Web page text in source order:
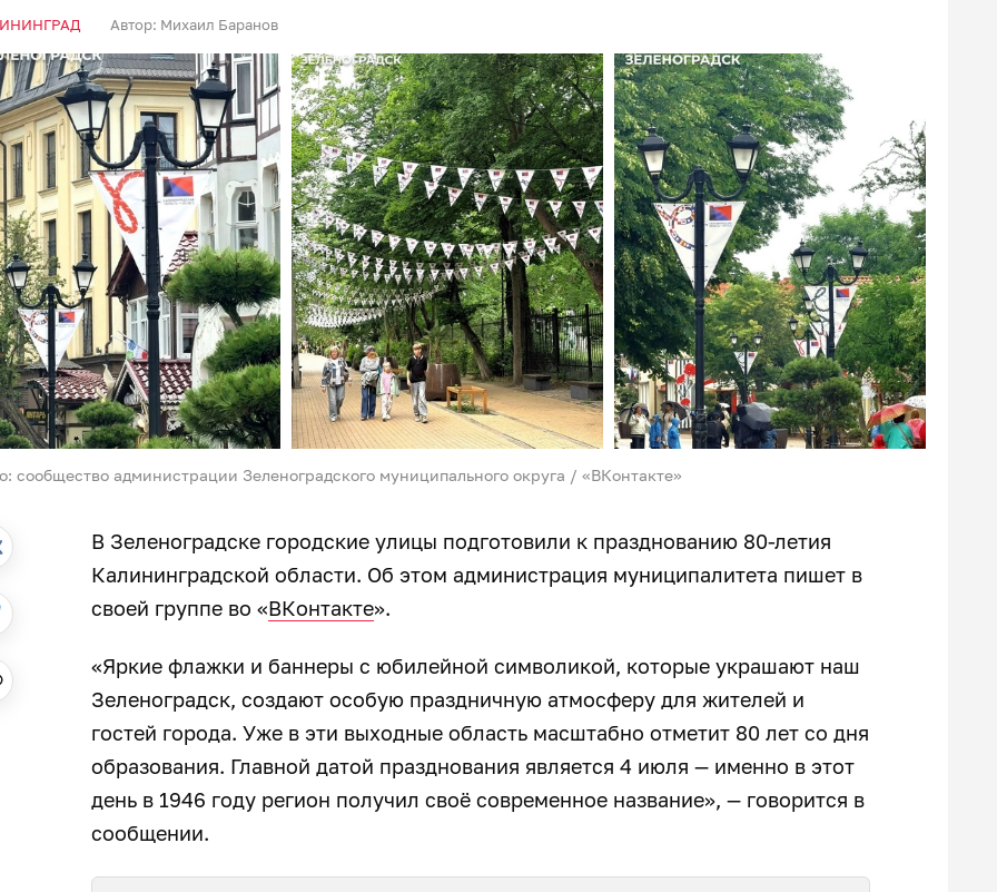
Автор: Михаил Баранов
сообщество администрации Зеленоградского муниципального округа / «ВКонтакте»
В Зеленоградске городские улицы подготовили к празднованию 80-летия
Калининградской области. Об этом администрация муниципалитета пишет в
своей группе во «ВКонтакте».
«Яркие флажки и баннеры с юбилейной символикой, которые украшают наш
Зеленоградск, создают особую праздничную атмосферу для жителей и
гостей города. Уже в эти выходные область масштабно отметит 80 лет со дня
образования. Главной датой празднования является 4 июля — именно в этот
день в 1946 году регион получил своё современное название», — говорится в
сообщении.